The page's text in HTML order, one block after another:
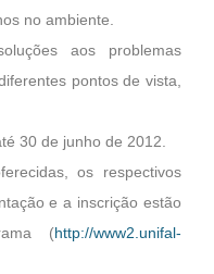
no ambiente.
aos problemas
pontos de vista,
30 de junho de 2012.
os respectivos
e a inscrição estão
(http://www2.unifal-